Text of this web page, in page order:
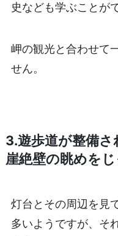
史なども学ぶことが
岬の観光と合わせて
せん。
3.遊歩道が整備
崖絶壁の眺めを
灯台とその周辺を見
多いようですが、そ